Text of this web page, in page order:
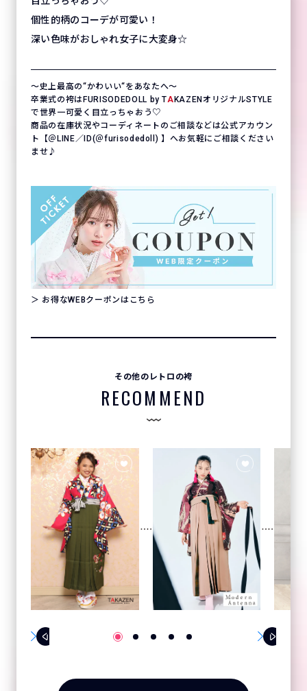
個性的柄のコーデが可愛い！
深い色味がおしゃれ女子に大変身☆
〜史上最高の“かわいい“をあなたへ〜
卒業式の袴はFURISODEDOLL by TA KAZENオリジナルSTYLE
で世界一可愛く目立っちゃおう♡
商品の在庫状況やコーディネートのご相談などは公式アカウン
ト【＠LINE／ID(＠furisodedoll) 】へお気軽にご相談ください
ませ♪
＞ お得なWEBクーポンはこちら
その他のレトロの袴
RECOMMEND